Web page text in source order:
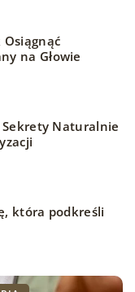
Osiągnąć
na Głowie
Sekrety Naturalnie
która podkreśli